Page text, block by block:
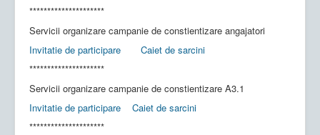
*********************
Servicii organizare campanie de constientizare angajatori
Invitatie de participare
Caiet de sarcini
*********************
Servicii organizare campanie de constientizare A3.1
Invitatie de participare
Caiet de sarcini
*********************